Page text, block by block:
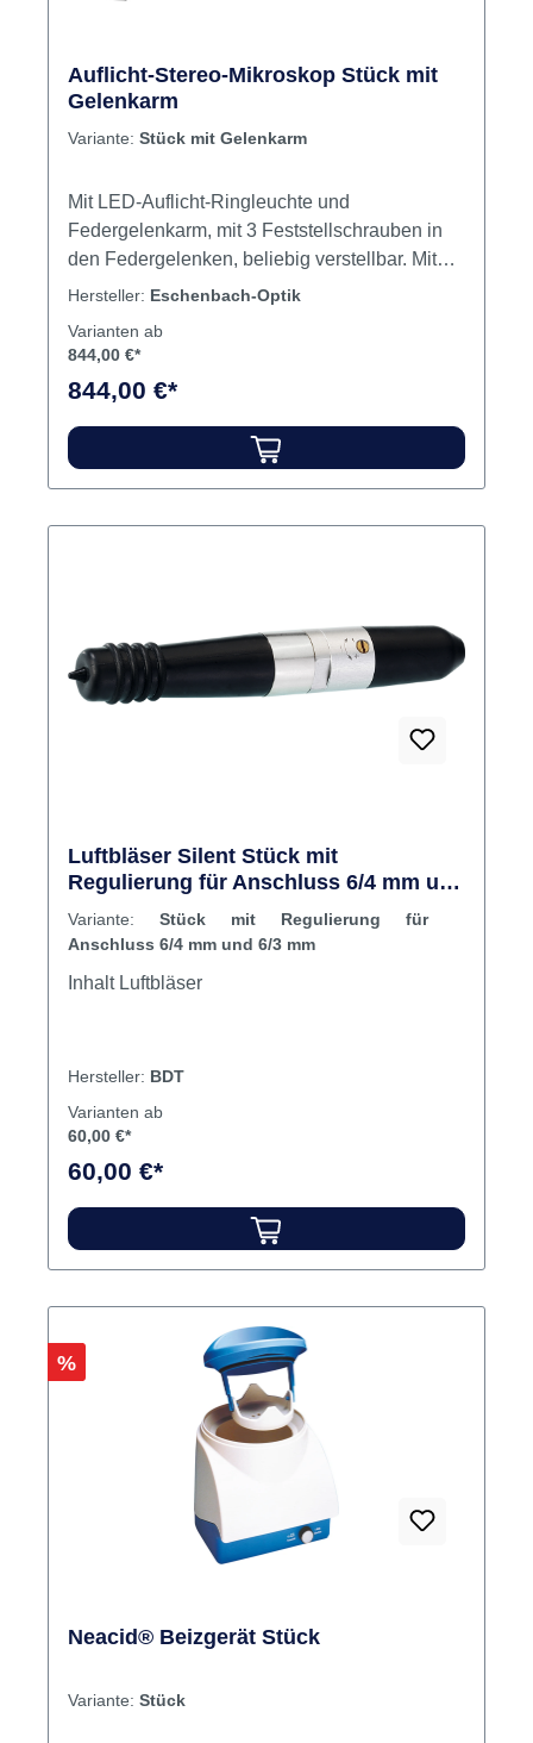
Auflicht-Stereo-Mikroskop Stück mit
Gelenkarm
Variante: Stück mit Gelenkarm
Mit LED-Auflicht-Ringleuchte und
Federgelenkarm, mit 3 Feststellschrauben in
den Federgelenken, beliebig verstellbar. Mit
stabiler Tischklemme, sowie am Tisch fest
und gute Ausleuchtung durch stufenlos
15.000 Lux bei 80 mm Arbeitsabstand). 45°
Schrägeinblick für ermüdungsfreies Arbeiten,
360° drehbar. Einstellbarer Augenabstand von
54-74 mm. Umschlagrevolver 1x und 2x für
Aufschraubflansch, LED-Ringleuchte, Weitfeld-
Okularpaar 10x, Okularmuscheln und
Abdeckhaube. Inhalt Mikroskop LED
Hersteller: Eschenbach-Optik
Varianten ab
844,00 €*
844,00 €*
Luftbläser Silent Stück mit
Regulierung für Anschluss 6/4 mm und
6/3 mm
Variante: Stück mit Regulierung für
Anschluss 6/4 mm und 6/3 mm
Inhalt Luftbläser
Hersteller: BDT
Varianten ab
60,00 €*
60,00 €*
Rabatt
%
Neacid® Beizgerät Stück
Variante: Stück